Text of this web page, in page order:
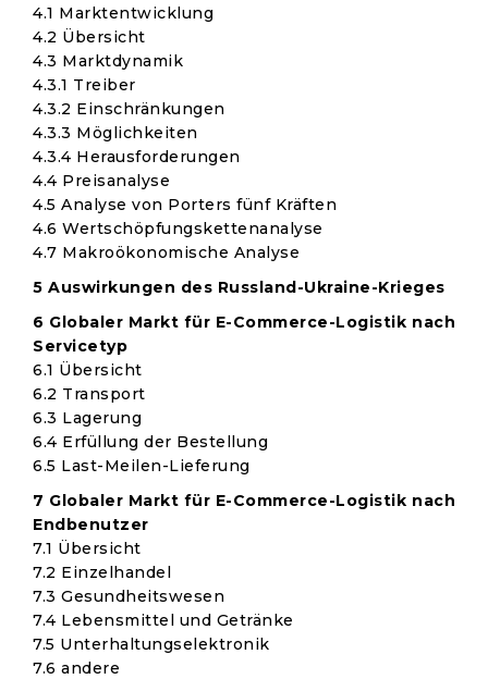
4.1 Marktentwicklung
4.2 Übersicht
4.3 Marktdynamik
4.3.1 Treiber
4.3.2 Einschränkungen
4.3.3 Möglichkeiten
4.3.4 Herausforderungen
4.4 Preisanalyse
4.5 Analyse von Porters fünf Kräften
4.6 Wertschöpfungskettenanalyse
4.7 Makroökonomische Analyse
5 Auswirkungen des Russland-Ukraine-Krieges
6 Globaler Markt für E-Commerce-Logistik nach
Servicetyp
6.1 Übersicht
6.2 Transport
6.3 Lagerung
6.4 Erfüllung der Bestellung
6.5 Last-Meilen-Lieferung
7 Globaler Markt für E-Commerce-Logistik nach
Endbenutzer
7.1 Übersicht
7.2 Einzelhandel
7.3 Gesundheitswesen
7.4 Lebensmittel und Getränke
7.5 Unterhaltungselektronik
7.6 andere